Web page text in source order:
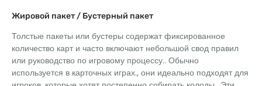
Жировой пакет / Бустерный пакет
Толстые пакеты или бустеры содержат фиксированное
количество карт и часто включают небольшой свод правил
или руководство по игровому процессу.. Обычно
используется в карточных играх., они идеально подходят для